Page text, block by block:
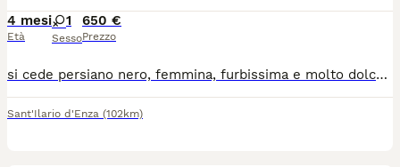
4 mesi
Età
1
Sesso
650 €
Prezzo
si cede persiano nero, femmina, furbissima e molto dolce. vaccinata sverminata con trattamento antipulci. Genitori testati fiv/felv pkd visibili.
Sant'Ilario d'Enza (102km)